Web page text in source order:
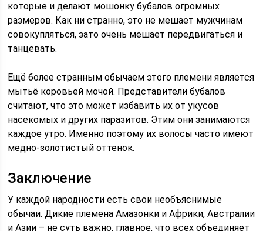
которые и делают мошонку бубалов огромных
размеров. Как ни странно, это не мешает мужчинам
совокупляться, зато очень мешает передвигаться и
танцевать.
Ещё более странным обычаем этого племени является
мытьё коровьей мочой. Представители бубалов
считают, что это может избавить их от укусов
насекомых и других паразитов. Этим они занимаются
каждое утро. Именно поэтому их волосы часто имеют
медно-золотистый оттенок.
Заключение
У каждой народности есть свои необъяснимые
обычаи. Дикие племена Амазонки и Африки, Австралии
и Азии – не суть важно, главное, что всех объединяет